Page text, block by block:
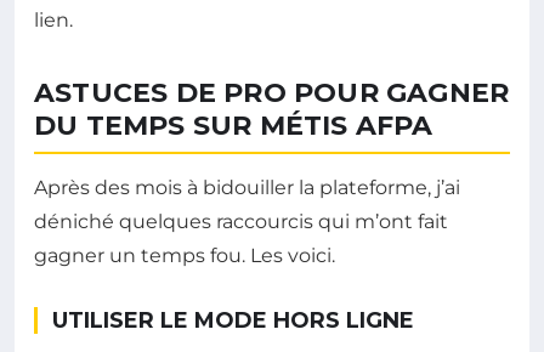
lien.
ASTUCES DE PRO POUR GAGNER
DU TEMPS SUR MÉTIS AFPA
Après des mois à bidouiller la plateforme, j’ai
déniché quelques raccourcis qui m’ont fait
gagner un temps fou. Les voici.
UTILISER LE MODE HORS LIGNE